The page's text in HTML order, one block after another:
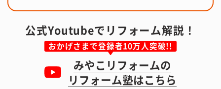
公式Youtubeでリフォーム解説！
おかげさまで登録者10万人突破!!
みやこリフォームの
リフォーム塾はこちら